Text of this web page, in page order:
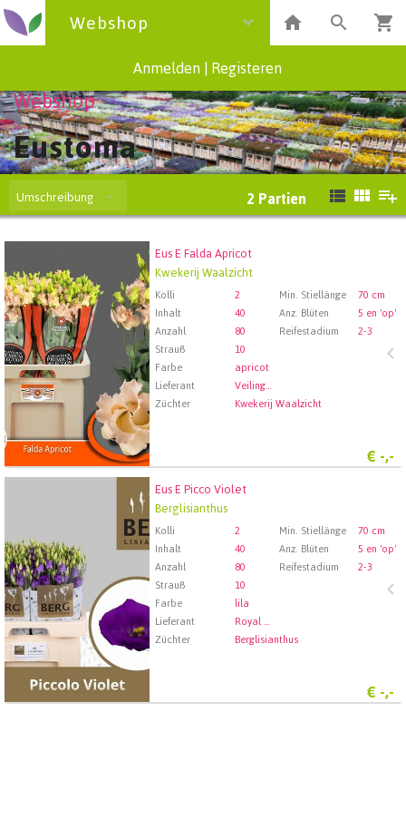
Webshop
Anmelden Registeren
Webshop
Eustoma
Umschreibung 2 Partien
Eus E Falda Apricot
Kwekerij Waalzicht
Kolli 2 Min. Stiellänge
70 cm
Inhalt
40 Anz. Blüten
5 en 'op'
Anzahl
80 Reifestadium
2-3
Strauß
10
Farbe
apricot
Lieferant
Veiling Rhein-Maas GmbH & Co. KG
Züchter
Kwekerij Waalzicht
€ -,-
Eus E Falda Apricot
Wählen Sie zuerst ein Abfartdatum.
Eus E Picco Violet
Berglisianthus
Kolli 2 Min. Stiellänge
70 cm
Inhalt
40 Anz. Blüten
5 en 'op'
Anzahl
80 Reifestadium
2-3
Strauß
10
Farbe
lila
Lieferant
Royal FloraHolland Aalsmeer
Züchter
Berglisianthus
€ -,-
Eus E Picco Violet
Wählen Sie zuerst ein Abfartdatum.